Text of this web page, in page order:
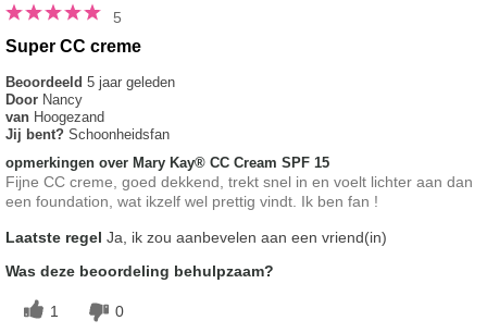
5
Super CC creme
Beoordeeld 5 jaar geleden
Door Nancy
van Hoogezand
Jij bent? Schoonheidsfan
opmerkingen over Mary Kay® CC Cream SPF 15
Fijne CC creme, goed dekkend, trekt snel in en voelt lichter aan dan
een foundation, wat ikzelf wel prettig vindt. Ik ben fan !
Laatste regel Ja, ik zou aanbevelen aan een vriend(in)
Was deze beoordeling behulpzaam?
1 0